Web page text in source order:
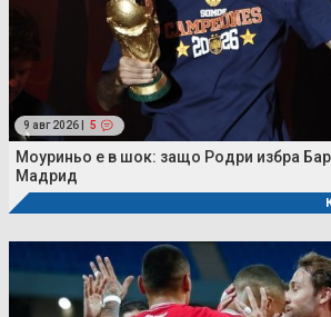
9 авг 2026 | 5
Моуриньо е в шок: защо Родри избра
Мадрид